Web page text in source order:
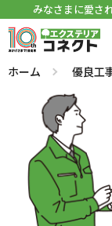
みなさまに愛さ
ホーム 優良工